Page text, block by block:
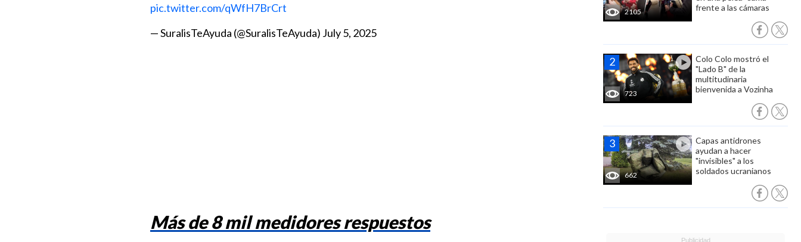
2105
frente a las cámaras
723
Colo Colo mostró el
"Lado B" de la
multitudinaria
bienvenida a Vozinha
662
Capas antidrones
ayudan a hacer
"invisibles" a los
soldados ucranianos
pic.twitter.com/qWfH7BrCrt
— SuralisTeAyuda (@SuralisTeAyuda) July 5, 2025
Más de 8 mil medidores respuestos